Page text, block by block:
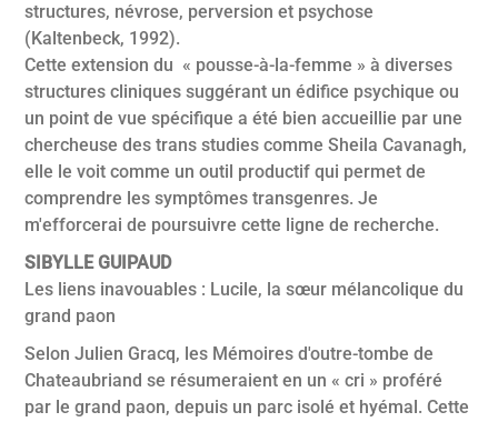
structures, névrose, perversion et psychose
(Kaltenbeck, 1992).
Cette extension du « pousse-à-la-femme » à diverses
structures cliniques suggérant un édifice psychique ou
un point de vue spécifique a été bien accueillie par une
chercheuse des trans studies comme Sheila Cavanagh,
elle le voit comme un outil productif qui permet de
comprendre les symptômes transgenres. Je
m'efforcerai de poursuivre cette ligne de recherche.
SIBYLLE GUIPAUD
Les liens inavouables : Lucile, la sœur mélancolique du
grand paon
Selon Julien Gracq, les Mémoires d'outre-tombe de
Chateaubriand se résumeraient en un « cri » proféré
par le grand paon, depuis un parc isolé et hyémal. Cette